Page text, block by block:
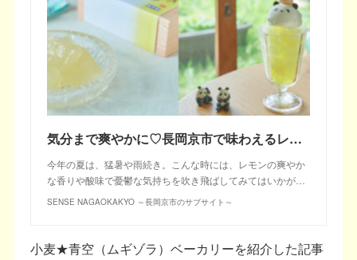
気分まで爽やかに♡長岡京市で味わえるレモングルメ6選
今年の夏は、猛暑や雨続き。こんな時には、レモンの爽やか
な香りや酸味で憂鬱な気持ちを吹き飛ばしてみてはいかが…
SENSE NAGAOKAKYO ～長岡京市のサブサイト～
小麦★青空（ムギゾラ）ベーカリーを紹介した記事